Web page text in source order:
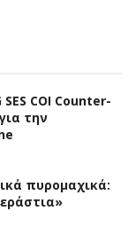
COI Counter-
την
πυρομαχικά: